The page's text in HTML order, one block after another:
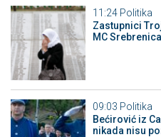
11:24 Politika
Zastupnici
MC Srebrenica
09:03 Politika
Bećirović iz
nikada nisu